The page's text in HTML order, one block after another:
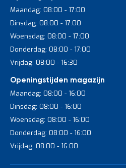
Maandag: 08:00 - 17:00
Dinsdag: 08:00 - 17:00
Woensdag: 08:00 - 17:00
Donderdag: 08:00 - 17:00
Vrijdag: 08:00 - 16:30
Openingstijden magazijn
Maandag: 08:00 - 16:00
Dinsdag: 08:00 - 16:00
Woensdag: 08:00 - 16:00
Donderdag: 08:00 - 16:00
Vrijdag: 08:00 - 16:00